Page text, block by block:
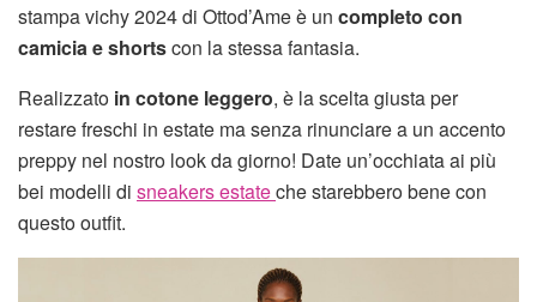
stampa vichy 2024 di Ottod’Ame è un completo con
camicia e shortscon la stessa fantasia.
Realizzato in cotone leggero, è la scelta giusta per
restare freschi in estate ma senza rinunciare a un accento
preppy nel nostro look da giorno! Date un’occhiata ai più
bei modelli di sneakers estateche starebbero bene con
questo outfit.